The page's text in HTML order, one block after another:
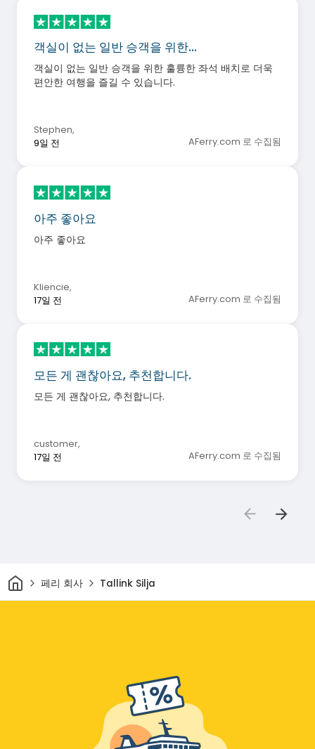
객실이 없는 일반 승객을 위한…
객실이 없는 일반 승객을 위한 훌륭한 좌석 배치로 더욱
편안한 여행을 즐길 수 있습니다.
Stephen,
9일 전
AFerry.com 로 수집됨
아주 좋아요
아주 좋아요
Kliencie,
17일 전
AFerry.com 로 수집됨
모든 게 괜찮아요, 추천합니다.
모든 게 괜찮아요, 추천합니다.
customer,
17일 전
AFerry.com 로 수집됨
집 페리 회사 Tallink Silja